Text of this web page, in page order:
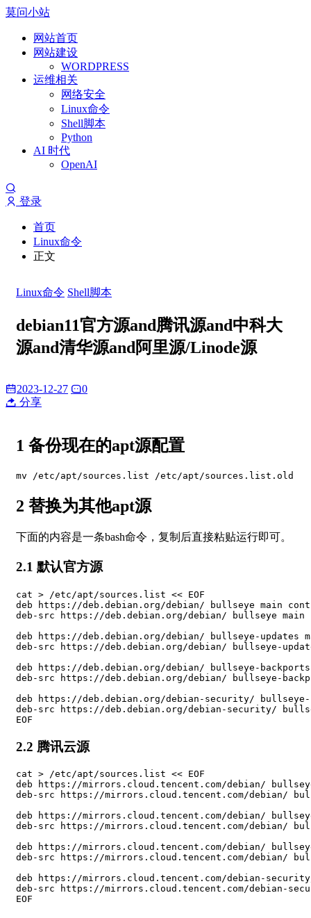
莫问小站
网站首页
网站建设
WORDPRESS
运维相关
网络安全
Linux命令
Shell脚本
Python
AI 时代
OpenAI
登录
首页
Linux命令
正文
Linux命令 Shell脚本
debian11官方源and腾讯源and中科大
源and清华源and阿里源/Linode源
2023-12-27
0
分享
1 备份现在的apt源配置
mv /etc/apt/sources.list /etc/apt/sources.list.old
2 替换为其他apt源
下面的内容是一条bash命令，复制后直接粘贴运行即可。
2.1 默认官方源
cat > /etc/apt/sources.list << EOF
deb https://deb.debian.org/debian/ bullseye main
deb-src https://deb.debian.org/debian/ bullseye
deb https://deb.debian.org/debian/ bullseye-updates
deb-src https://deb.debian.org/debian/ bullseye-
deb https://deb.debian.org/debian/ bullseye-
deb-src https://deb.debian.org/debian/ bullseye-
deb https://deb.debian.org/debian-security/
deb-src https://deb.debian.org/debian-security/
EOF
2.2 腾讯云源
cat > /etc/apt/sources.list << EOF
deb https://mirrors.cloud.tencent.com/debian/
deb-src https://mirrors.cloud.tencent.com/debian/
deb https://mirrors.cloud.tencent.com/debian/
deb-src https://mirrors.cloud.tencent.com/debian/
deb https://mirrors.cloud.tencent.com/debian/
deb-src https://mirrors.cloud.tencent.com/debian/
deb https://mirrors.cloud.tencent.com/debian-
deb-src https://mirrors.cloud.tencent.com/debian-
EOF